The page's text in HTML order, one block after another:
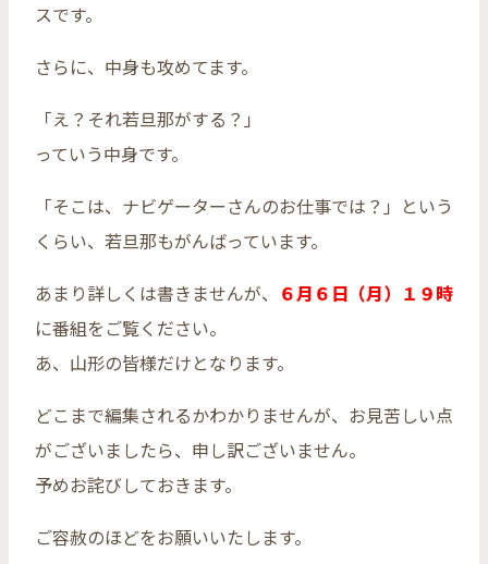
スです。
さらに、中身も攻めてます。
「え？それ若旦那がする？」
っていう中身です。
「そこは、ナビゲーターさんのお仕事では？」という
くらい、若旦那もがんばっています。
あまり詳しくは書きませんが、 ６月６日（月）１９時
に番組をご覧ください。
あ、山形の皆様だけとなります。
どこまで編集されるかわかりませんが、お見苦しい点
がございましたら、申し訳ございません。
予めお詫びしておきます。
ご容赦のほどをお願いいたします。